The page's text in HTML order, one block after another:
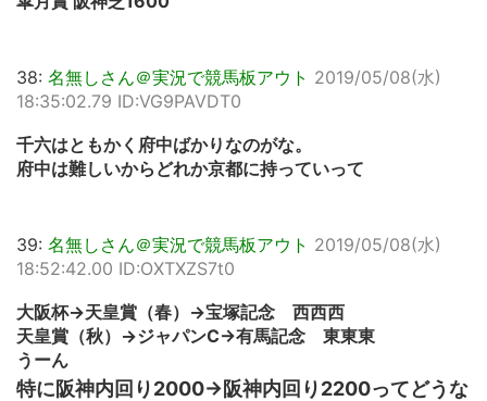
38: 名無しさん＠実況で競馬板アウト 2019/05/08(水)
18:35:02.79 ID:VG9PAVDT0
千六はともかく府中ばかりなのがな。
府中は難しいからどれか京都に持っていって
39: 名無しさん＠実況で競馬板アウト 2019/05/08(水)
18:52:42.00 ID:OXTXZS7t0
大阪杯→天皇賞（春）→宝塚記念 西西西
天皇賞（秋）→ジャパンC→有馬記念 東東東
うーん
特に阪神内回り2000→阪神内回り2200ってどうな